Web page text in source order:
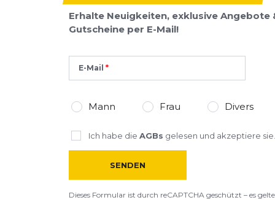
Erhalte Neuigkeiten, exklusive Angebote
Gutscheine per E-Mail!
E-Mail
Mann Frau Divers
Ich habe die AGBs gelesen und akzeptiere sie.
SENDEN
Dieses Formular ist durch reCAPTCHA geschützt – es